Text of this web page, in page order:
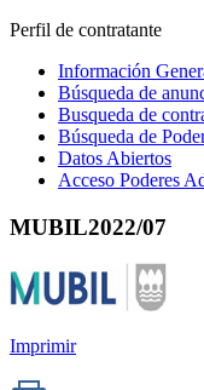
Perfil de contratante
Información
Búsqueda de
Busqueda de
Búsqueda de
Datos Abiertos
Acceso Poderes
MUBIL2022/07
Imprimir